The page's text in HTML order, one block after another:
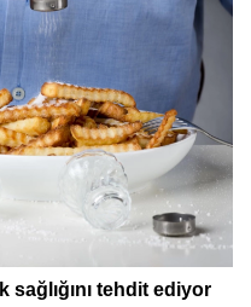
sağlığını tehdit ediyor